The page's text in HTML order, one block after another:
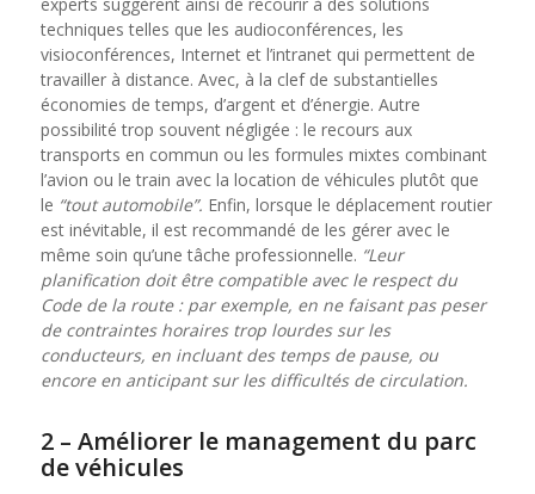
techniques telles que les audioconférences, les
visioconférences, Internet et l’intranet qui permettent de
travailler à distance. Avec, à la clef de substantielles
économies de temps, d’argent et d’énergie. Autre
possibilité trop souvent négligée : le recours aux
transports en commun ou les formules mixtes combinant
l’avion ou le train avec la location de véhicules plutôt que
le “tout automobile”. Enfin, lorsque le déplacement routier
est inévitable, il est recommandé de les gérer avec le
même soin qu’une tâche professionnelle. “Leur
planification doit être compatible avec le respect du
Code de la route : par exemple, en ne faisant pas peser
de contraintes horaires trop lourdes sur les
conducteurs, en incluant des temps de pause, ou
encore en anticipant sur les difficultés de circulation.
2 – Améliorer le management du parc
de véhicules